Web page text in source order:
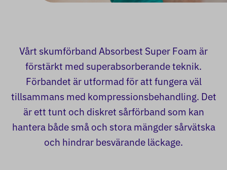
Vårt skumförband Absorbest Super Foam är
förstärkt med superabsorberande teknik.
Förbandet är utformad för att fungera väl
tillsammans med kompressionsbehandling. Det
är ett tunt och diskret sårförband som kan
hantera både små och stora mängder sårvätska
och hindrar besvärande läckage.